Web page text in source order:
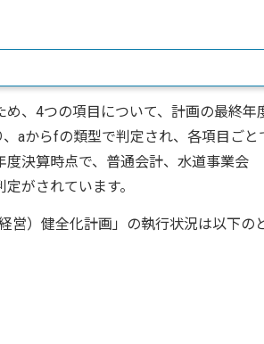
、4つの項目について、計画の最終年
aからfの類型で判定され、各項目ごと
決算時点で、普通会計、水道事業会
がされています。
営）健全化計画」の執行状況は以下の